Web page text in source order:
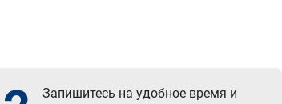
Запишитесь на удобное время и